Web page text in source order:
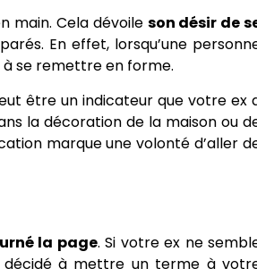
main. Cela dévoile son désir de
En effet, lorsqu’une
se remettre en forme.
être un indicateur que votre ex
la décoration de la maison ou
marque une volonté d’aller
la page. Si votre ex ne
décidé à mettre un terme à